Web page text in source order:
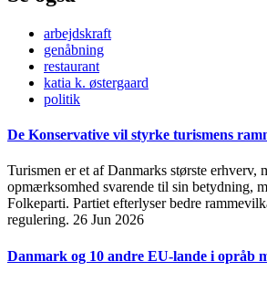
arbejdskraft
genåbning
restaurant
katia k. østergaard
politik
De Konservative vil styrke turismens
Turismen er et af Danmarks største erhverv,
opmærksomhed svarende til sin betydning,
Folkeparti. Partiet efterlyser bedre
regulering. 26 Jun 2026
Danmark og 10 andre EU-lande i opråb